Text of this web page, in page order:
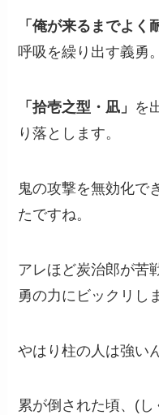
「俺が来るまでよく
呼吸を繰り出す義勇。
「拾壱之型・凪」 を
り落とします。
鬼の攻撃を無効化で
たですね。
アレほど炭治郎が苦
勇の力にビックリし
やはり柱の人は強い
累が倒された頃、(し